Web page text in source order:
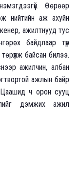
Өөрөөр
нийтийн аж ахуйн
ажилтнууд тус
байдлаар түр
байсан билээ.
ажилчин, албан
ажлын байр
ч орон сууц
дэмжих ажил